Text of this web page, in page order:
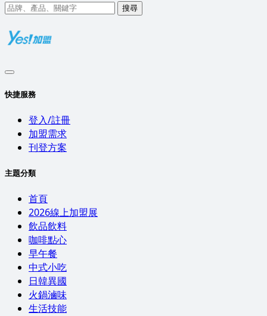
搜尋
快捷服務
登入/註冊
加盟需求
刊登方案
主題分類
首頁
2026線上加盟展
飲品飲料
咖啡點心
早午餐
中式小吃
日韓異國
火鍋滷味
生活技能